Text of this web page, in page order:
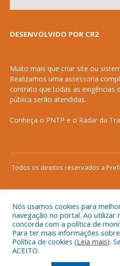
DESENVOLVIDO POR CR2
Muito mais que criar site ou
Realizamos uma assessoria
contrato que todas as exigências
pública serão atendidas.
Conheça o PNTP e o Radar da
Todos os direitos reservados a
Mapa do Site
Acessar
Acessar o
Nós usamos cookies para
navegação no portal. Ao utilizar
concorda com a política de
Para ter mais informações
Política de cookies (Leia mais).
ACEITO.